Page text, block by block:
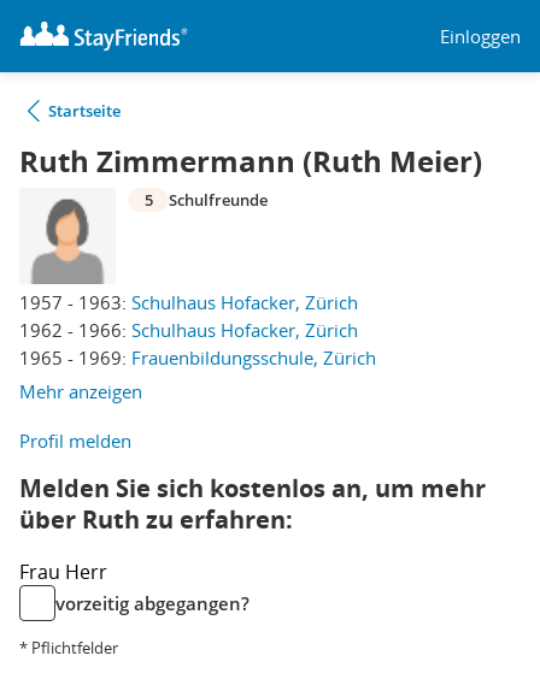
Einloggen
Startseite
Ruth Zimmermann (Ruth Meier)
1957 - 1963: Schulhaus Hofacker, Zürich
1962 - 1966: Schulhaus Hofacker, Zürich
1965 - 1969: Frauenbildungsschule, Zürich
Mehr anzeigen
5 Schulfreunde
Profil melden
Melden Sie sich kostenlos an, um mehr
über Ruth zu erfahren:
Frau Herr
vorzeitig abgegangen?
* Pflichtfelder